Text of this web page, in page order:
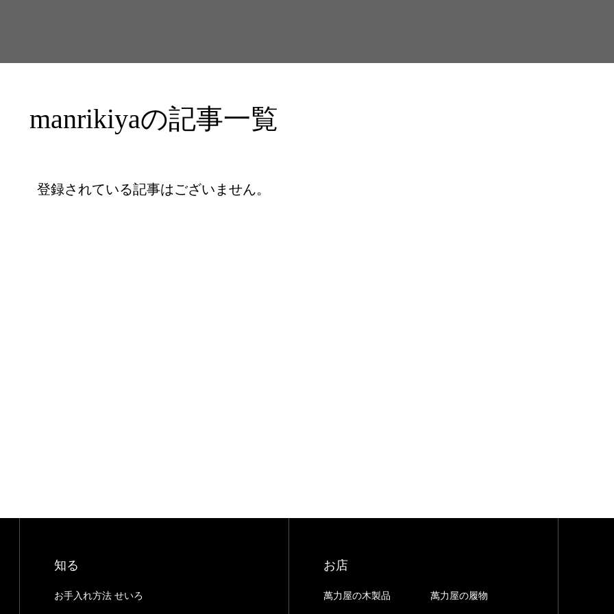
manrikiyaの記事一覧
登録されている記事はございません。
知る
お手入れ方法 せいろ
お店
萬力屋の木製品 萬力屋の履物